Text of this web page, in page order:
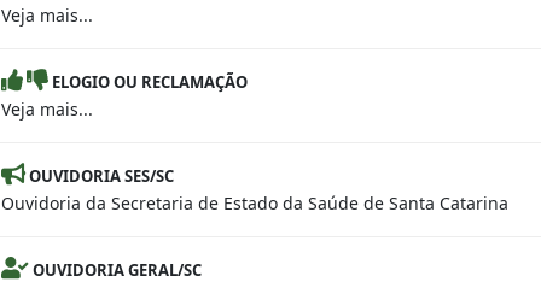
Veja mais...
ELOGIO OU RECLAMAÇÃO
Veja mais...
OUVIDORIA SES/SC
Ouvidoria da Secretaria de Estado da Saúde de Santa Catarina
OUVIDORIA GERAL/SC